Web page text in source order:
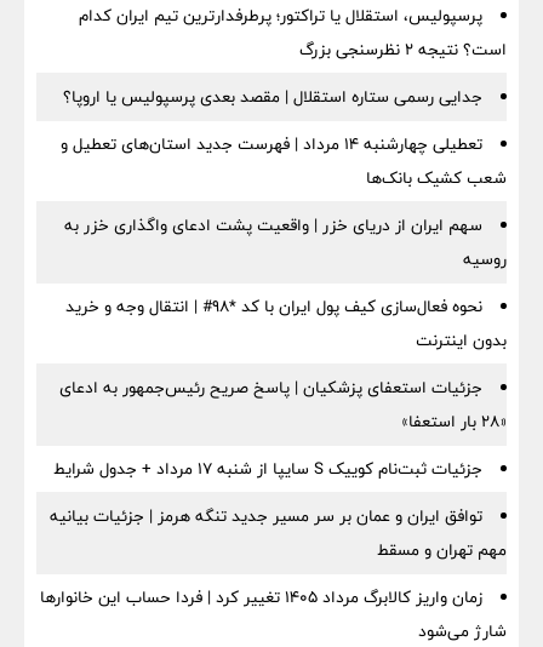
پرسپولیس، استقلال یا تراکتور؛ پرطرفدارترین تیم ایران کدام
است؟ نتیجه ۲ نظرسنجی بزرگ
جدایی رسمی ستاره استقلال | مقصد بعدی پرسپولیس یا اروپا؟
تعطیلی چهارشنبه ۱۴ مرداد | فهرست جدید استان‌های تعطیل و
شعب کشیک بانک‌ها
سهم ایران از دریای خزر | واقعیت پشت ادعای واگذاری خزر به
روسیه
نحوه فعال‌سازی کیف پول ایران با کد *98# | انتقال وجه و خرید
بدون اینترنت
جزئیات استعفای پزشکیان | پاسخ صریح رئیس‌جمهور به ادعای
«۲۸ بار استعفا»
جزئیات ثبت‌نام کوییک S سایپا از شنبه ۱۷ مرداد + جدول شرایط
توافق ایران و عمان بر سر مسیر جدید تنگه هرمز | جزئیات بیانیه
مهم تهران و مسقط
زمان واریز کالابرگ مرداد ۱۴۰۵ تغییر کرد | فردا حساب این خانوارها
شارژ می‌شود